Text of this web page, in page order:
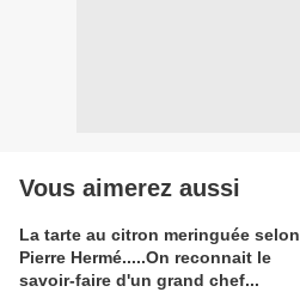
Vous aimerez aussi
La tarte au citron meringuée selon
Pierre Hermé.....On reconnait le
savoir-faire d'un grand chef...